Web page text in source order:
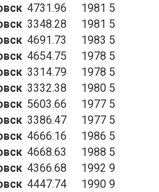
4731.96 1981 5
3348.28 1981 5
4691.73 1983 5
4654.75 1978 5
3314.79 1978 5
3332.38 1980 5
5603.66 1977 5
3386.47 1977 5
4666.16 1986 5
4668.63 1988 5
4366.68 1992 9
4447.74 1990 9